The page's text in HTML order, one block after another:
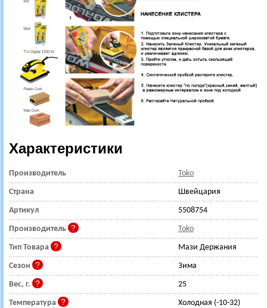
Характеристики
Производитель Toko
Страна Швейцария
Артикул 5508754
Производитель Toko
Тип Товара Мази Держания
Сезон Зима
Вес, г. 25
Температура Холодная (-10-32)